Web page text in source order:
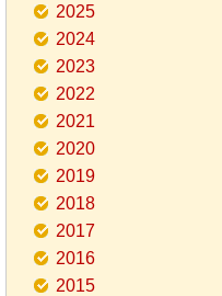
2025
2024
2023
2022
2021
2020
2019
2018
2017
2016
2015